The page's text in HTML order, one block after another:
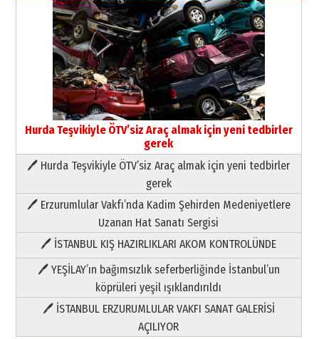
Hurda Teşvikiyle ÖTV’siz Araç almak için yeni tedbirler
gerek
🖊 Hurda Teşvikiyle ÖTV’siz Araç almak için yeni tedbirler
gerek
🖊 Erzurumlular Vakfı’nda Kadim Şehirden Medeniyetlere
Uzanan Hat Sanatı Sergisi
🖊 İSTANBUL KIŞ HAZIRLIKLARI AKOM KONTROLÜNDE
🖊 YEŞİLAY’ın bağımsızlık seferberliğinde İstanbul’un
köprüleri yeşil ışıklandırıldı
🖊 İSTANBUL ERZURUMLULAR VAKFI SANAT GALERİSİ
AÇILIYOR
Paranın Aile Kültüründeki Yeri
03 Ağustos 2026 Pazartesi
Yıldırım Gündoğdu
HAVVA’NIN ÜÇ KIZI
09 Temmuz 2026 Perşembe
Yusuf POLAT
Şampiyonluk Sebahattin Şirin’e